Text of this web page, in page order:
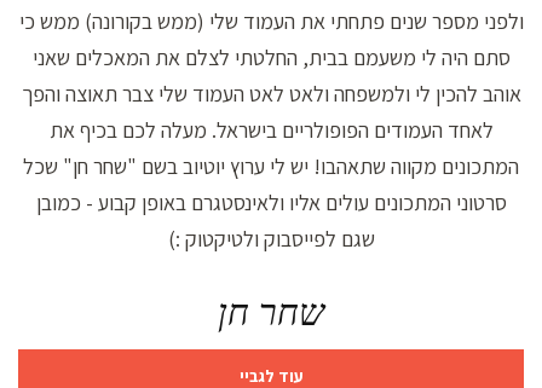
ולפני מספר שנים פתחתי את העמוד שלי (ממש בקורונה) ממש כי
סתם היה לי משעמם בבית, החלטתי לצלם את המאכלים שאני
אוהב להכין לי ולמשפחה ולאט לאט העמוד שלי צבר תאוצה והפך
לאחד העמודים הפופולריים בישראל. מעלה לכם בכיף את
המתכונים מקווה שתאהבו! יש לי ערוץ יוטיוב בשם "שחר חן" שכל
סרטוני המתכונים עולים אליו ולאינסטגרם באופן קבוע - כמובן
שגם לפייסבוק ולטיקטוק :)
שחר חן
עוד לגביי